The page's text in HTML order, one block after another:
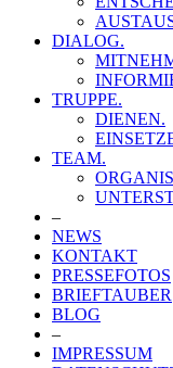
DIALOG.
TRUPPE.
DIENEN.
TEAM.
–
NEWS
KONTAKT
PRESSEFOTOS
BRIEFTAUBER
BLOG
–
IMPRESSUM